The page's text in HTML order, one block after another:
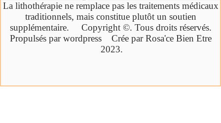
La lithothérapie ne remplace pas les traitements médicaux
traditionnels, mais constitue plutôt un soutien
supplémentaire. Copyright ©. Tous droits réservés.
Propulsés par wordpress Crée par Rosa'ce Bien Etre
2023.